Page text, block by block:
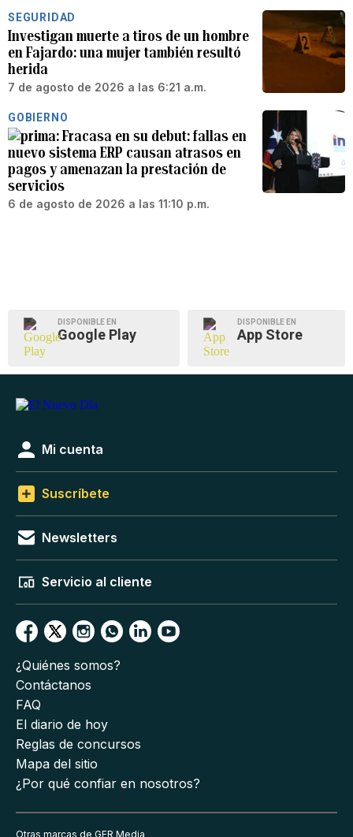
SEGURIDAD
Investigan muerte a tiros de un hombre
en Fajardo: una mujer también resultó
herida
7 de agosto de 2026 a las 6:21 a.m.
GOBIERNO
Fracasa en su debut: fallas en
nuevo sistema ERP causan atrasos en
pagos y amenazan la prestación de
servicios
6 de agosto de 2026 a las 11:10 p.m.
DISPONIBLE EN
Google Play
DISPONIBLE EN
App Store
Mi cuenta
Suscríbete
Newsletters
Servicio al cliente
¿Quiénes somos?
Contáctanos
FAQ
El diario de hoy
Reglas de concursos
Mapa del sitio
¿Por qué confiar en nosotros?
Otras marcas de GFR Media